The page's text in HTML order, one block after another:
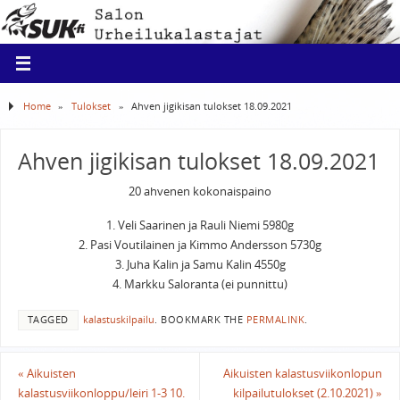
Home » Tulokset » Ahven jigikisan tulokset 18.09.2021
Ahven jigikisan tulokset 18.09.2021
20 ahvenen kokonaispaino
1. Veli Saarinen ja Rauli Niemi 5980g
2. Pasi Voutilainen ja Kimmo Andersson 5730g
3. Juha Kalin ja Samu Kalin 4550g
4. Markku Saloranta (ei punnittu)
TAGGED kalastuskilpailu BOOKMARK THE PERMALINK
« Aikuisten
kalastusviikonloppu/leiri 1-3 10.
Aikuisten kalastusviikonlopun
kilpailutulokset (2.10.2021)»